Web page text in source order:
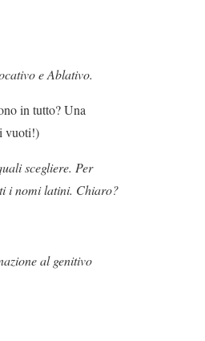
e Ablativo.
in tutto? Una
vuoti!)
scegliere. Per
i nomi latini. Chiaro?
al genitivo